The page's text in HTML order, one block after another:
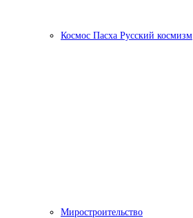
Космос Пасха Русский космизм
Миростроительство